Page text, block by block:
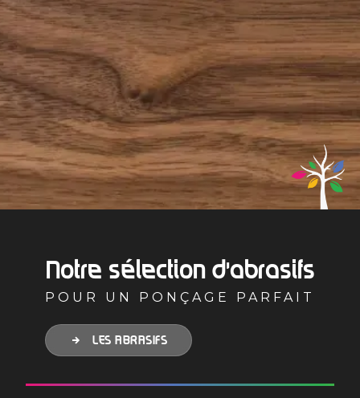
Notre sélection d'abrasifs
POUR UN PONÇAGE PARFAIT
LES ABRASIFS